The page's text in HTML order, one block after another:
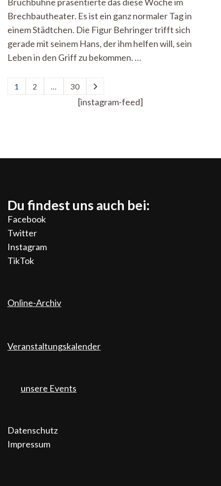
–
Ein
Theaterbesuch
der
Bruchbühne
Brechbautheater. Es ist ein ganz normaler Tag in
einem Städtchen. Die Figur Behringer trifft sich
gerade mit seinem Hans, der ihm helfen will, sein
Leben in den Griff zu bekommen. …
Seitennummerierung
Seite
1
Seite
2 …
Seite
30
[instagram-feed]
Du findest uns auch bei:
Facebook
Twitter
Instagram
TikTok
Online-Archiv
Veranstaltungskalender
unsere Events
Datenschutz
Impressum